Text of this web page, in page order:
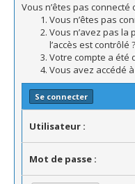
Vous n’êtes pas
Vous n’êtes pas
Vous n’avez pas la
l’accès est
Votre compte a été
Vous avez accédé
Se connecter
Utilisateur :
Mot de passe :